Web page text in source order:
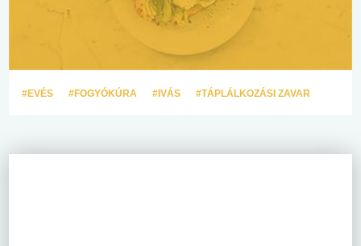
#EVÉS #FOGYÓKÚRA #IVÁS #TÁPLÁLKOZÁSI ZAVAR